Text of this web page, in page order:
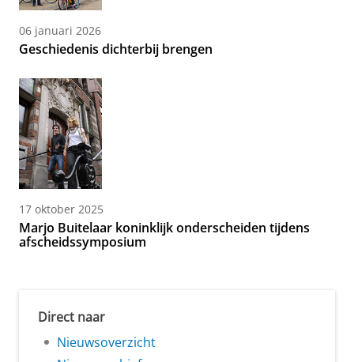
06 januari 2026
Geschiedenis dichterbij brengen
17 oktober 2025
Marjo Buitelaar koninklijk onderscheiden tijdens
afscheidssymposium
Direct naar
Nieuwsoverzicht